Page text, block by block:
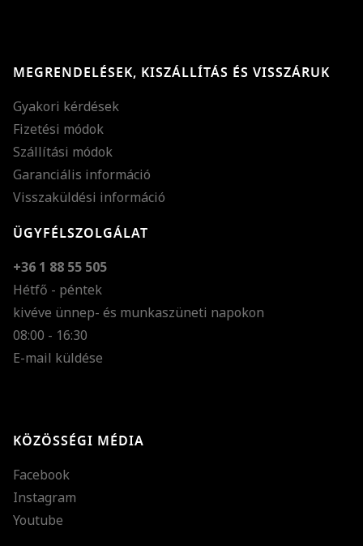
MEGRENDELÉSEK, KISZÁLLÍTÁS ÉS VISSZÁRUK
Gyakori kérdések
Fizetési módok
Szállítási módok
Garanciális információ
Visszaküldési információ
ÜGYFÉLSZOLGÁLAT
+36 1 88 55 505
Hétfő - péntek
kivéve ünnep- és munkaszüneti napokon
08:00 - 16:30
E-mail küldése
KÖZÖSSÉGI MÉDIA
Facebook
Instagram
Youtube